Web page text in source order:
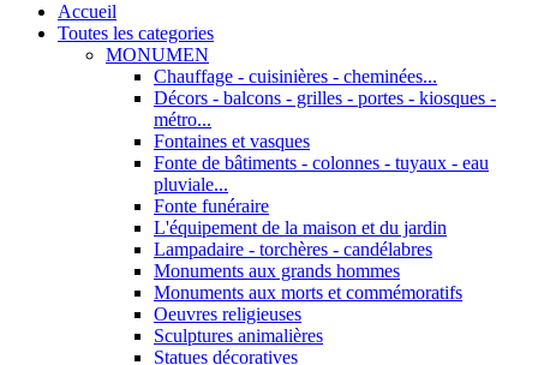
Accueil
Toutes les categories
MONUMEN
Chauffage - cuisinières - cheminées...
Décors - balcons - grilles - portes - kiosques -
métro...
Fontaines et vasques
Fonte de bâtiments - colonnes - tuyaux - eau
pluviale...
Fonte funéraire
L'équipement de la maison et du jardin
Lampadaire - torchères - candélabres
Monuments aux grands hommes
Monuments aux morts et commémoratifs
Oeuvres religieuses
Sculptures animalières
Statues décoratives